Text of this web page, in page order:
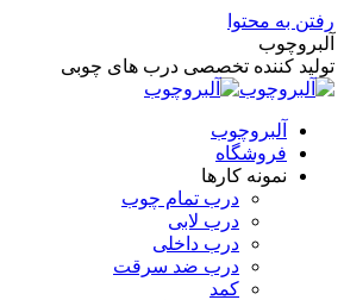
رفتن به محتوا
آلبروچوب
تولید کننده تخصصی درب های چوبی
آلبروچوب
فروشگاه
نمونه کارها
درب تمام چوب
درب لابی
درب داخلی
درب ضد سرقت
کمد